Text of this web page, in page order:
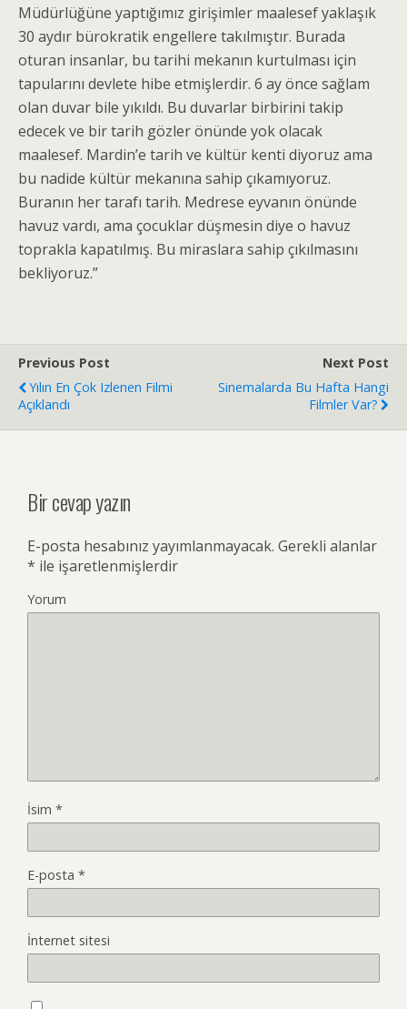
Müdürlüğüne yaptığımız girişimler maalesef yaklaşık
30 aydır bürokratik engellere takılmıştır. Burada
oturan insanlar, bu tarihi mekanın kurtulması için
tapularını devlete hibe etmişlerdir. 6 ay önce sağlam
olan duvar bile yıkıldı. Bu duvarlar birbirini takip
edecek ve bir tarih gözler önünde yok olacak
maalesef. Mardin’e tarih ve kültür kenti diyoruz ama
bu nadide kültür mekanına sahip çıkamıyoruz.
Buranın her tarafı tarih. Medrese eyvanın önünde
havuz vardı, ama çocuklar düşmesin diye o havuz
toprakla kapatılmış. Bu miraslara sahip çıkılmasını
bekliyoruz.”
Previous Post
Yılın En Çok Izlenen Filmi
Açıklandı
Next Post
Sinemalarda Bu Hafta Hangi
Filmler Var?
Bir cevap yazın
E-posta hesabınız yayımlanmayacak. Gerekli alanlar
* ile işaretlenmişlerdir
Yorum
İsim *
E-posta *
İnternet sitesi